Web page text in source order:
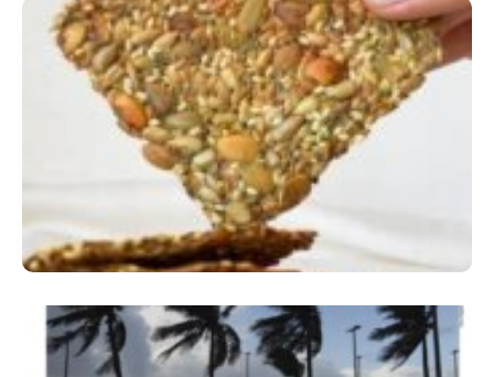
Comer Bem: Cracker De Sementes